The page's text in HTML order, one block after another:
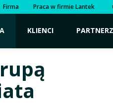
Firma Praca w firmie Lantek
KLIENCI